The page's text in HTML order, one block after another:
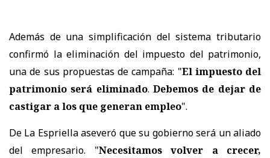
Además de una simplificación del sistema tributario
confirmó la eliminación del impuesto del patrimonio,
una de sus propuestas de campaña: "El impuesto del
patrimonio será eliminado.Debemos de dejar de
castigar a los que generan empleo".
De La Espriella aseveró que su gobierno será un aliado
del empresario. "Necesitamos volver a crecer,